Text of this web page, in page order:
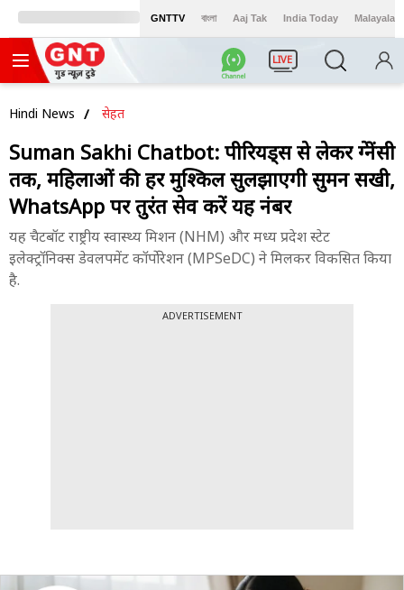
GNTTV বাংলা Aaj Tak India Today Malayalam
LIVE
Hindi News सेहत
Suman Sakhi Chatbot: पीरियड्स से लेकर प्रेग्नेंसी
तक, महिलाओं की हर मुश्किल सुलझाएगी सुमन सखी,
WhatsApp पर तुरंत सेव करें यह नंबर
यह चैटबॉट राष्ट्रीय स्वास्थ्य मिशन (NHM) और मध्य प्रदेश स्टेट
इलेक्ट्रॉनिक्स डेवलपमेंट कॉर्पोरेशन (MPSeDC) ने मिलकर विकसित किया
है.
ADVERTISEMENT